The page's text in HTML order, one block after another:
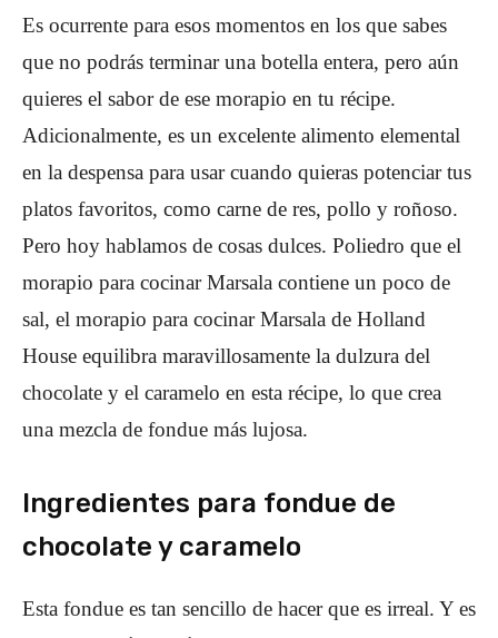
Es ocurrente para esos momentos en los que sabes
que no podrás terminar una botella entera, pero aún
quieres el sabor de ese morapio en tu récipe.
Adicionalmente, es un excelente alimento elemental
en la despensa para usar cuando quieras potenciar tus
platos favoritos, como carne de res, pollo y roñoso.
Pero hoy hablamos de cosas dulces. Poliedro que el
morapio para cocinar Marsala contiene un poco de
sal, el morapio para cocinar Marsala de Holland
House equilibra maravillosamente la dulzura del
chocolate y el caramelo en esta récipe, lo que crea
una mezcla de fondue más lujosa.
Ingredientes para fondue de
chocolate y caramelo
Esta fondue es tan sencillo de hacer que es irreal. Y es